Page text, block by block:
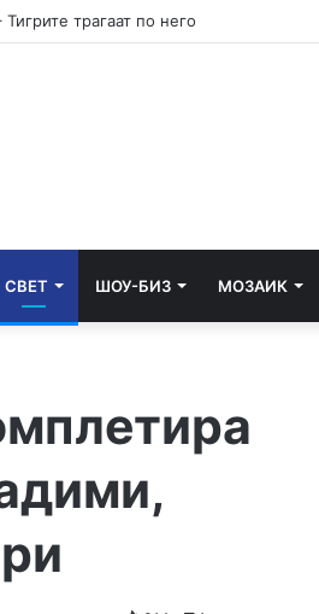
СВЕТ ШОУ-БИЗ МОЗАИК